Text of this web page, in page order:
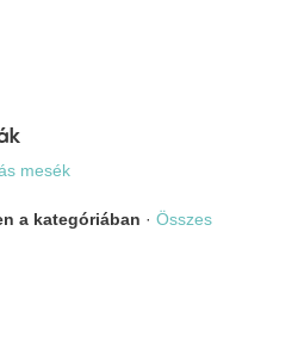
mesék
a kategóriában · Összes